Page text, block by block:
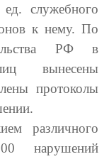
служебного
к нему. По
РФ в
вынесены
протоколы
различного
нарушений